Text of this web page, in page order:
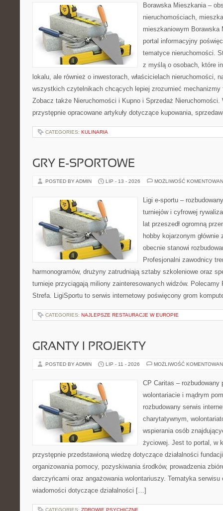
Borawska Mieszkania –
nieruchomościach,
mieszkaniowym Borawska
portal informacyjny
tematyce nieruchomości.
z myślą o osobach, które
lokalu, ale również o inwestorach, właścicielach nieruchomości,
wszystkich czytelnikach chcących lepiej zrozumieć mechanizmy
Zobacz także Nieruchomości i Kupno i Sprzedaż
przystępnie opracowane artykuły dotyczące kupowania,
CATEGORIES: KULINARIA
GRY E-SPORTOWE
POSTED BY ADMIN LIP - 13 - 2026 MOŻLIWOŚĆ
Ligi e-sportu –
turniejów i cyfrowej
lat przeszedł ogromną
hobby kojarzonym
obecnie stanowi
Profesjonalni zawodnicy
harmonogramów, drużyny zatrudniają sztaby szkoleniowe oraz
turnieje przyciągają miliony zainteresowanych widzów.
Strefa. LigiSportu to serwis internetowy poświęcony grom
CATEGORIES: NAJLEPSZE RESTAURACJE W EUROPIE
GRANTY I PROJEKTY
POSTED BY ADMIN LIP - 11 - 2026 MOŻLIWOŚĆ
CP Caritas – rozbudowany
wolontariacie i mądrym
rozbudowany serwis
charytatywnym,
wspierania osób
życiowej. Jest to portal, w
przystępnie przedstawioną wiedzę dotyczące działalności
organizowania pomocy, pozyskiwania środków, prowadzenia
darczyńcami oraz angażowania wolontariuszy. Tematyka
wiadomości dotyczące działalności […]
CATEGORIES: ZDROWIE PSYCHICZNE